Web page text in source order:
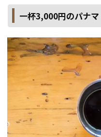
一杯3,000円のパナ